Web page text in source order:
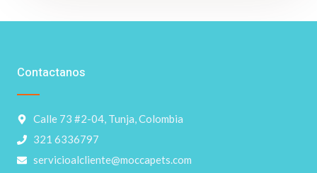
Contactanos
Calle 73 #2-04, Tunja, Colombia
321 6336797
servicioalcliente@moccapets.com